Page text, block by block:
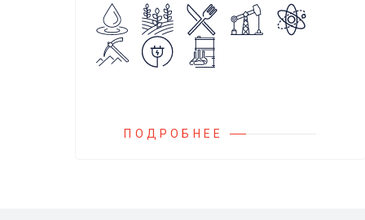
агрессивных, токсичных и вредных
жидкостей, эмульсий и суспензий.
Фильтры устанавливаются
и установок.
ПОДРОБНЕЕ